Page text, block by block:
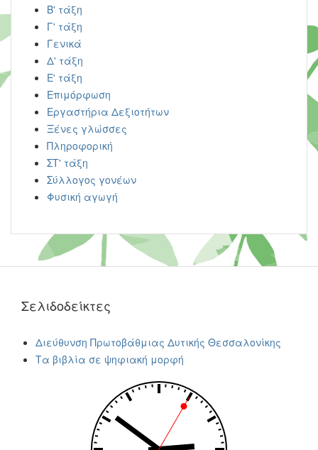
Β' τάξη
Γ' τάξη
Γενικά
Δ' τάξη
Ε' τάξη
Επιμόρφωση
Εργαστήρια Δεξιοτήτων
Ξένες γλώσσες
Πληροφορική
ΣΤ' τάξη
Σύλλογος γονέων
Φυσική αγωγή
Σελιδοδείκτες
Διεύθυνση Πρωτοβάθμιας Δυτικής Θεσσαλονίκης
Τα βιβλία σε ψηφιακή μορφή